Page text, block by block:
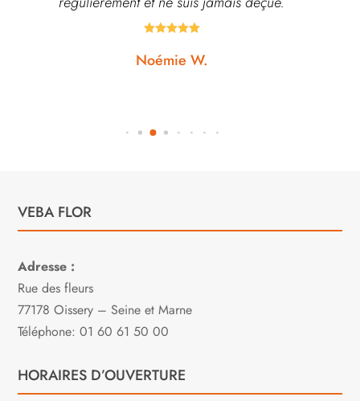

Noémie W.
VEBA FLOR
Adresse :
Rue des fleurs
77178 Oissery – Seine et Marne
Téléphone: 01 60 61 50 00
HORAIRES D’OUVERTURE